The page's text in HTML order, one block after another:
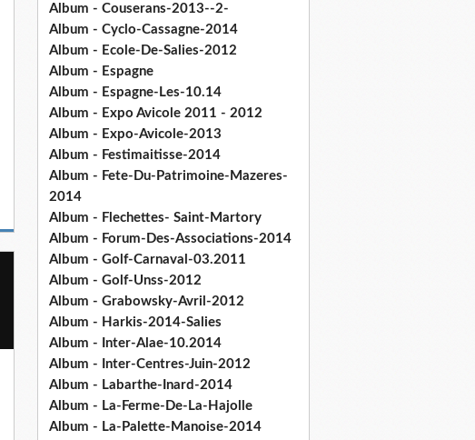
Album - Couserans-2013--2-
Album - Cyclo-Cassagne-2014
Album - Ecole-De-Salies-2012
Album - Espagne
Album - Espagne-Les-10.14
Album - Expo Avicole 2011 - 2012
Album - Expo-Avicole-2013
Album - Festimaitisse-2014
Album - Fete-Du-Patrimoine-Mazeres-
2014
Album - Flechettes- Saint-Martory
Album - Forum-Des-Associations-2014
Album - Golf-Carnaval-03.2011
Album - Golf-Unss-2012
Album - Grabowsky-Avril-2012
Album - Harkis-2014-Salies
Album - Inter-Alae-10.2014
Album - Inter-Centres-Juin-2012
Album - Labarthe-Inard-2014
Album - La-Ferme-De-La-Hajolle
Album - La-Palette-Manoise-2014